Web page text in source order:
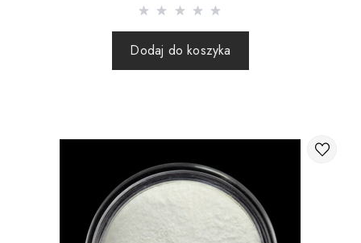
Wysyłanie paczek za granicę odbywa się 2 razy w tygodniu.
Po wysłaniu zamówienia otrzymujesz numer Tracking, za
przewoźnika, sklep internetowy nie ponosi
odpowiedzialności za bezpieczeństwo i integralność
Dodaj do koszyka